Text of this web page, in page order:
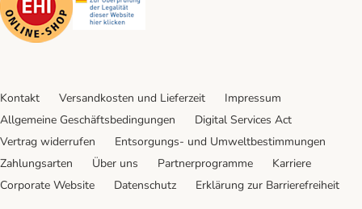
Kontakt Versandkosten und Lieferzeit
Impressum
Allgemeine Geschäftsbedingungen
Digital Services Act
Vertrag widerrufen
Entsorgungs- und Umweltbestimmungen
Zahlungsarten
Über uns Partnerprogramme
Karriere
Corporate Website
Datenschutz Erklärung zur Barrierefreiheit